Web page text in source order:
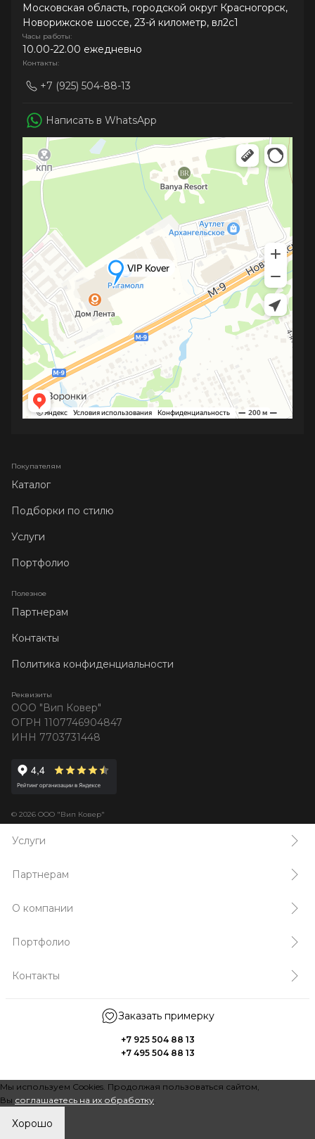
Московская область, городской округ Красногорск,
Новорижское шоссе, 23-й километр, вл2с1
Часы работы:
10.00-22.00 ежедневно
Контакты:
+7 (925) 504-88-13
Написать в WhatsApp
Покупателям
Каталог
Подборки по стилю
Услуги
Портфолио
Полезное
Партнерам
Контакты
Политика конфиденциальности
Реквизиты
ООО "Вип Ковер"
ОГРН 1107746904847
ИНН 7703731448
© 2026 ООО "Вип Ковер"
Услуги
Партнерам
О компании
Портфолио
Контакты
Заказать примерку
+7 925 504 88 13
+7 495 504 88 13
Мы используем Cookies. Продолжая пользоваться сайтом,
Вы соглашаетесь на их обработку.
Хорошо